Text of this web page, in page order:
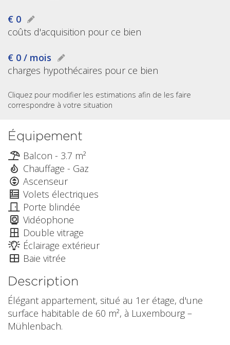
€ 0
coûts d'acquisition pour ce bien
€ 0 / mois
charges hypothécaires pour ce bien
Cliquez pour modifier les estimations afin de les faire
correspondre à votre situation
Équipement
Balcon - 3.7 m²
Chauffage - Gaz
Ascenseur
Volets électriques
Porte blindée
Vidéophone
Double vitrage
Éclairage extérieur
Baie vitrée
Description
Élégant appartement, situé au 1er étage, d'une
surface habitable de 60 m², à Luxembourg –
Mühlenbach.